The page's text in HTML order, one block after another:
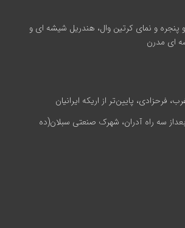
و پنجره و نمای کرتین وال، هندریل شیشه ای و
ای مدرن
فرحزادی، پایین‌تر از اریکه ایرانیان
سه راه آدران، شهرک صنعتی سبلان(ده